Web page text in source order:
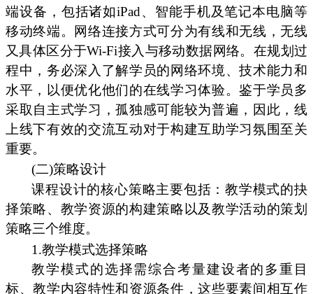
端设备，包括诸如iPad、智能手机及笔记本电脑等
移动终端。网络连接方式可分为有线和无线，无线
又具体区分于Wi-Fi接入与移动数据网络。在规划过
程中，务必深入了解学员的网络环境、技术能力和
水平，以便优化他们的在线学习体验。鉴于学员多
采取自主式学习，孤独感可能较为普遍，因此，线
上线下有效的交流互动对于构建互助学习氛围至关
重要。
(二)策略设计
课程设计的核心策略主要包括：教学模式的抉
择策略、教学资源的构建策略以及教学活动的策划
策略三个维度。
1.教学模式选择策略
教学模式的选择需综合考量建设者的多重目
标、教学内容特性和资源条件，这些要素间相互作